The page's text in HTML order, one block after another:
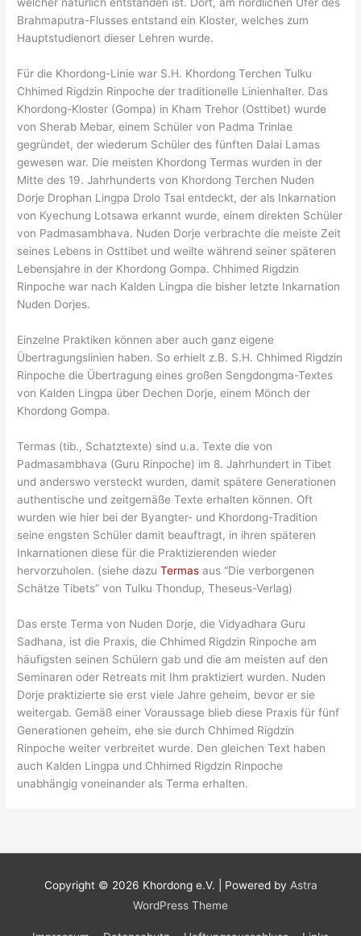
welcher natürlich entstanden ist. Dort, am nördlichen Ufer des
Brahmaputra-Flusses entstand ein Kloster, welches zum
Hauptstudienort dieser Lehren wurde.
Für die Khordong-Linie war S.H. Khordong Terchen Tulku
Chhimed Rigdzin Rinpoche der traditionelle Linienhalter. Das
Khordong-Kloster (Gompa) in Kham Trehor (Osttibet) wurde
von Sherab Mebar, einem Schüler von Padma Trinlae
gegründet, der wiederum Schüler des fünften Dalai Lamas
gewesen war. Die meisten Khordong Termas wurden in der
Mitte des 19. Jahrhunderts von Khordong Terchen Nuden
Dorje Drophan Lingpa Drolo Tsal entdeckt, der als Inkarnation
von Kyechung Lotsawa erkannt wurde, einem direkten Schüler
von Padmasambhava. Nuden Dorje verbrachte die meiste Zeit
seines Lebens in Osttibet und weilte während seiner späteren
Lebensjahre in der Khordong Gompa. Chhimed Rigdzin
Rinpoche war nach Kalden Lingpa die bisher letzte Inkarnation
Nuden Dorjes.
Einzelne Praktiken können aber auch ganz eigene
Übertragungslinien haben. So erhielt z.B. S.H. Chhimed Rigdzin
Rinpoche die Übertragung eines großen Sengdongma-Textes
von Kalden Lingpa über Dechen Dorje, einem Mönch der
Khordong Gompa.
Termas (tib., Schatztexte) sind u.a. Texte die von
Padmasambhava (Guru Rinpoche) im 8. Jahrhundert in Tibet
und anderswo versteckt wurden, damit spätere Generationen
authentische und zeitgemäße Texte erhalten können. Oft
wurden wie hier bei der Byangter- und Khordong-Tradition
seine engsten Schüler damit beauftragt, in ihren späteren
Inkarnationen diese für die Praktizierenden wieder
hervorzuholen. (siehe dazuTermas aus “Die verborgenen
Schätze Tibets” von Tulku Thondup, Theseus-Verlag)
Das erste Terma von Nuden Dorje, die Vidyadhara Guru
Sadhana, ist die Praxis, die Chhimed Rigdzin Rinpoche am
häufigsten seinen Schülern gab und die am meisten auf den
Seminaren oder Retreats mit Ihm praktiziert wurden. Nuden
Dorje praktizierte sie erst viele Jahre geheim, bevor er sie
weitergab. Gemäß einer Voraussage blieb diese Praxis für fünf
Generationen geheim, ehe sie durch Chhimed Rigdzin
Rinpoche weiter verbreitet wurde. Den gleichen Text haben
auch Kalden Lingpa und Chhimed Rigdzin Rinpoche
unabhängig voneinander als Terma erhalten.
Copyright © 2026 Khordong e.V. | Powered by Astra
WordPress Theme